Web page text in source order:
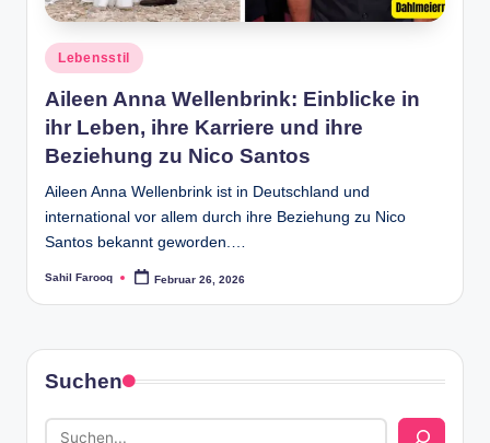
Posted
in
Lebensstil
Aileen Anna Wellenbrink: Einblicke in
ihr Leben, ihre Karriere und ihre
Beziehung zu Nico Santos
Aileen Anna Wellenbrink ist in Deutschland und
international vor allem durch ihre Beziehung zu Nico
Santos bekannt geworden.…
Posted
Sahil Farooq Februar 26, 2026
Suchen